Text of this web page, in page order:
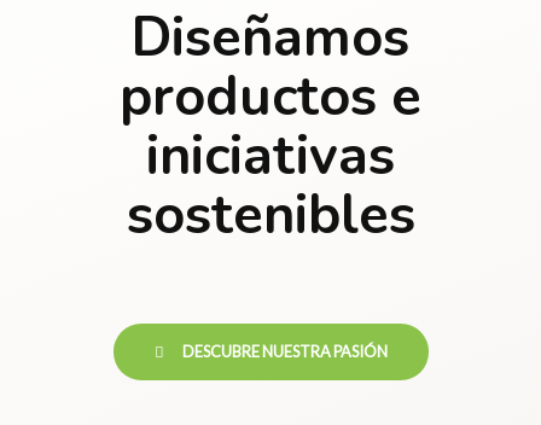
Diseñamos
productos e
iniciativas
sostenibles
DESCUBRE NUESTRA PASIÓN